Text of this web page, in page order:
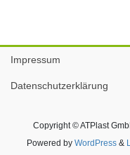
Impressum
Datenschutzerklärung
Copyright © ATPlast
Powered by WordPress&